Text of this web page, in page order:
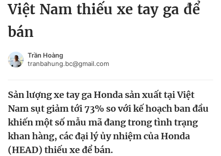
Chuyên mục khác
Video Magazine
Sản phẩm khác
Tin đã lưu
Tin đã xem
Đăng xuất
Việt Nam thiếu xe tay ga để
bán
Trần Hoàng
tranbahung.bc@gmail.com
Sản lượng xe tay ga Honda sản xuất tại Việt
Nam sụt giảm tới 73% so với kế hoạch ban đầu
khiến một số mẫu mã đang trong tình trạng
khan hàng, các đại lý ủy nhiệm của Honda
(HEAD) thiếu xe để bán.